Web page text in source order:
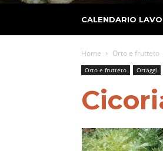
CALENDARIO
Home Orto e frutteto
Orto e frutteto Ortaggi